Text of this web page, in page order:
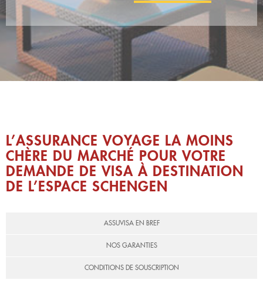
L’ASSURANCE VOYAGE LA MOINS
CHÈRE DU MARCHÉ POUR VOTRE
DEMANDE DE VISA À DESTINATION
DE L’ESPACE SCHENGEN
ASSUVISA EN BREF
NOS GARANTIES
CONDITIONS DE SOUSCRIPTION